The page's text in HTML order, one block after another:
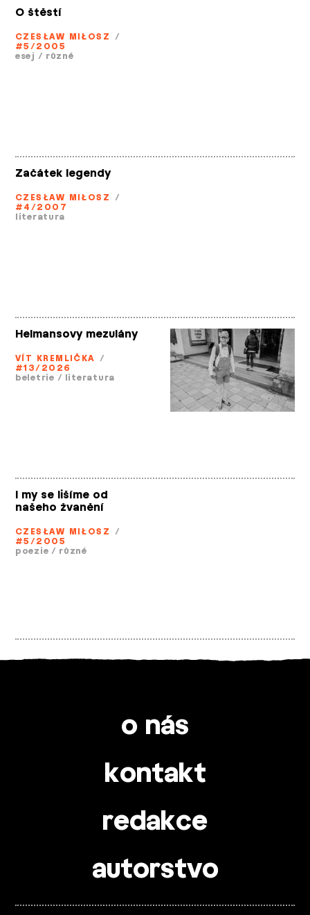
O štěstí
CZESŁAW MIŁOSZ /
#5/2005
esej / různé
Začátek legendy
CZESŁAW MIŁOSZ /
#4/2007
literatura
Helmansovy mezulány
VÍT KREMLIČKA /
#13/2026
beletrie / literatura
I my se lišíme od
našeho žvanění
CZESŁAW MIŁOSZ /
#5/2005
poezie / různé
o nás
kontakt
redakce
autorstvo